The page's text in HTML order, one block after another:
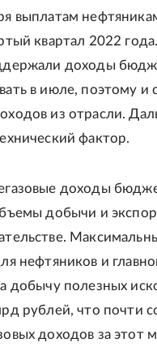
выплатам
квартал 2022
доходы
в июле, поэтому
из отрасли.
фактор.
доходы
добычи и
нефтяников и
добычу полезных
рублей, что почти
доходов за